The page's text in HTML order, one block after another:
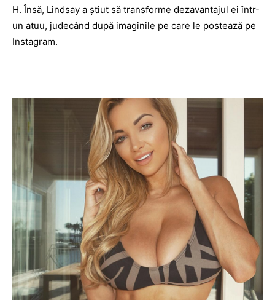
H. Însă, Lindsay a ştiut să transforme dezavantajul ei într-
un atuu, judecând după imaginile pe care le postează pe
Instagram.